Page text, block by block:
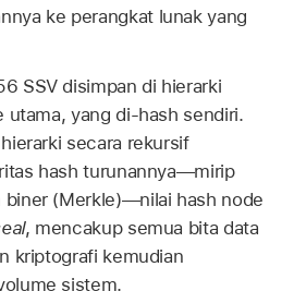
ke perangkat lunak yang
SSV disimpan di hierarki
utama, yang di-hash sendiri.
secara rekursif
hash turunannya—mirip
biner (Merkle)—nilai hash node
, mencakup semua bita data
kriptografi kemudian
sistem.